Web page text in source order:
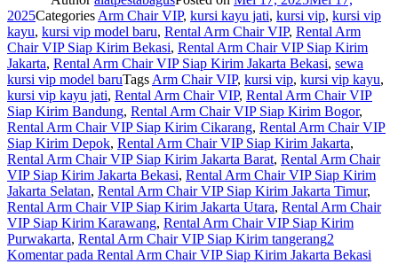
2025CategoriesArm Chair VIP, kursi kayu jati, kursi vip, kursi vip
kayu, kursi vip model baru, Rental Arm Chair VIP, Rental Arm
Chair VIP Siap Kirim Bekasi, Rental Arm Chair VIP Siap Kirim
Jakarta, Rental Arm Chair VIP Siap Kirim Jakarta Bekasi, sewa
kursi vip model baruTagsArm Chair VIP, kursi vip, kursi vip kayu,
kursi vip kayu jati, Rental Arm Chair VIP, Rental Arm Chair VIP
Siap Kirim Bandung, Rental Arm Chair VIP Siap Kirim Bogor,
Rental Arm Chair VIP Siap Kirim Cikarang, Rental Arm Chair VIP
Siap Kirim Depok, Rental Arm Chair VIP Siap Kirim Jakarta,
Rental Arm Chair VIP Siap Kirim Jakarta Barat, Rental Arm Chair
VIP Siap Kirim Jakarta Bekasi, Rental Arm Chair VIP Siap Kirim
Jakarta Selatan, Rental Arm Chair VIP Siap Kirim Jakarta Timur,
Rental Arm Chair VIP Siap Kirim Jakarta Utara, Rental Arm Chair
VIP Siap Kirim Karawang, Rental Arm Chair VIP Siap Kirim
Purwakarta, Rental Arm Chair VIP Siap Kirim tangerang2
Komentarpada Rental Arm Chair VIP Siap Kirim Jakarta Bekasi